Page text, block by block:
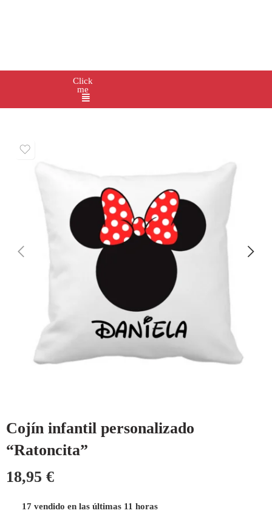
Click
me
Cojín infantil personalizado
“Ratoncita”
18,95 €
17 vendido en las últimas 11 horas